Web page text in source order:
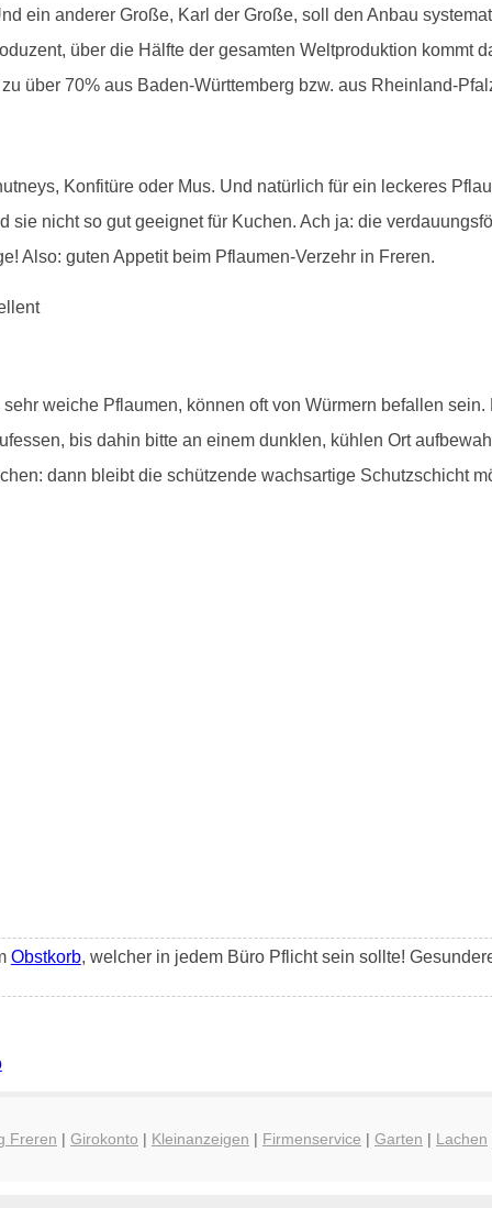
ein anderer Große, Karl der Große, soll den Anbau
über die Hälfte der gesamten Weltproduktion kommt
über 70% aus Baden-Württemberg bzw. aus Rheinland-
Konfitüre oder Mus. Und natürlich für ein leckeres
sie nicht so gut geeignet für Kuchen. Ach ja: die
Also: guten Appetit beim Pflaumen-Verzehr in Freren.
weiche Pflaumen, können oft von Würmern befallen
bis dahin bitte an einem dunklen, kühlen Ort
dann bleibt die schützende wachsartige Schutzschicht
Obstkorb, welcher in jedem Büro Pflicht sein sollte!
Freren | Girokonto | Kleinanzeigen | Firmenservice | Garten | Lachen